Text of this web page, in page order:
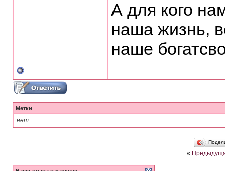
А для кого
наша жизнь,
наше
Метки
нет
«